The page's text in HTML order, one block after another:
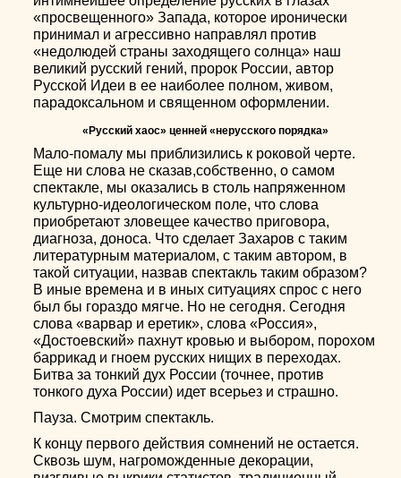
«просвещенного» Запада, которое иронически
принимал и агрессивно направлял против
«недолюдей страны заходящего солнца» наш
великий русский гений, пророк России, автор
Русской Идеи в ее наиболее полном, живом,
парадоксальном и священном оформлении.
«Русский хаос» ценней «нерусского порядка»
Мало-помалу мы приблизились к роковой черте.
Еще ни слова не сказав,собственно, о самом
спектакле, мы оказались в столь напряженном
культурно-идеологическом поле, что слова
приобретают зловещее качество приговора,
диагноза, доноса. Что сделает Захаров с таким
литературным материалом, с таким автором, в
такой ситуации, назвав спектакль таким образом?
В иные времена и в иных ситуациях спрос с него
был бы гораздо мягче. Но не сегодня. Сегодня
слова «варвар и еретик», слова «Россия»,
«Достоевский» пахнут кровью и выбором, порохом
баррикад и гноем русских нищих в переходах.
Битва за тонкий дух России (точнее, против
тонкого духа России) идет всерьез и страшно.
Пауза. Смотрим спектакль.
К концу первого действия сомнений не остается.
Сквозь шум, нагроможденные декорации,